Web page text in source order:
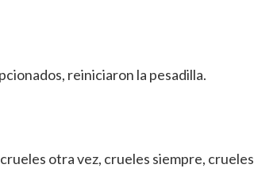
reiniciaron la pesadilla.
otra vez, crueles siempre, crueles